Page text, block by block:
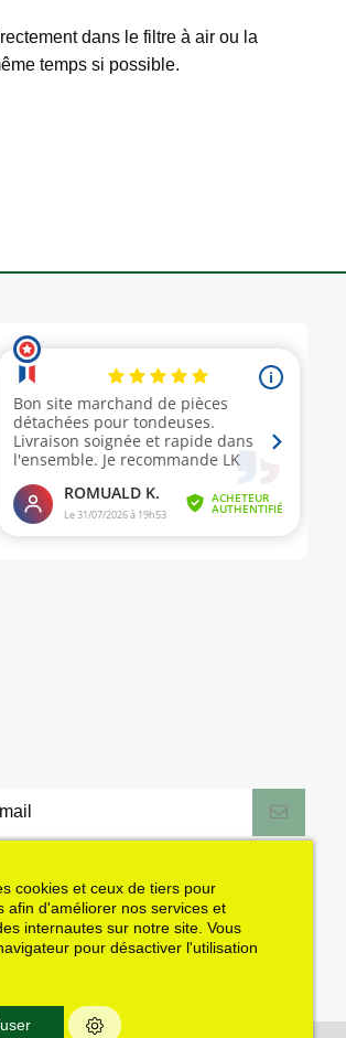
cookies et ceux de tiers pour
afin d'améliorer nos services et
internautes sur notre site. Vous
pour désactiver l'utilisation
dans le filtre à air ou la
temps si possible.
envoyé à
Vous pouvez
Plus
mentions légales
générales et la politique de confidentialité